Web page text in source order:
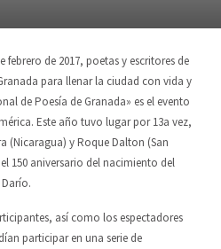
Mundos»
febrero de 2017, poetas y escritores de
para llenar la ciudad con vida y
de Poesía de Granada» es el evento
Este año tuvo lugar por 13a vez,
(Nicaragua) y Roque Dalton (San
150 aniversario del nacimiento del
así como los espectadores
participar en una serie de